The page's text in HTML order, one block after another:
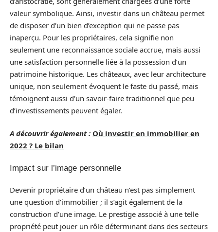
valeur symbolique. Ainsi, investir dans un château permet
de disposer d’un bien d’exception qui ne passe pas
inaperçu. Pour les propriétaires, cela signifie non
seulement une reconnaissance sociale accrue, mais aussi
une satisfaction personnelle liée à la possession d’un
patrimoine historique. Les châteaux, avec leur architecture
unique, non seulement évoquent le faste du passé, mais
témoignent aussi d’un savoir-faire traditionnel que peu
d’investissements peuvent égaler.
A découvrir également : Où investir en immobilier en
2022 ? Le bilan
Impact sur l’image personnelle
Devenir propriétaire d’un château n’est pas simplement
une question d’immobilier ; il s’agit également de la
construction d’une image. Le prestige associé à une telle
propriété peut jouer un rôle déterminant dans des secteurs